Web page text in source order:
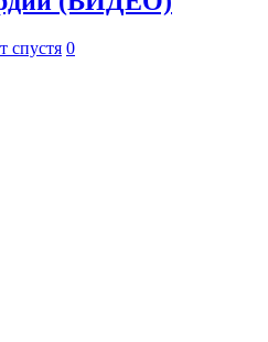
спустя 0